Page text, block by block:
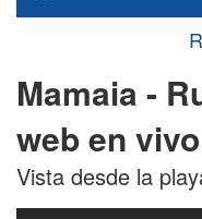
Mamaia -
web en vivo
Vista desde la